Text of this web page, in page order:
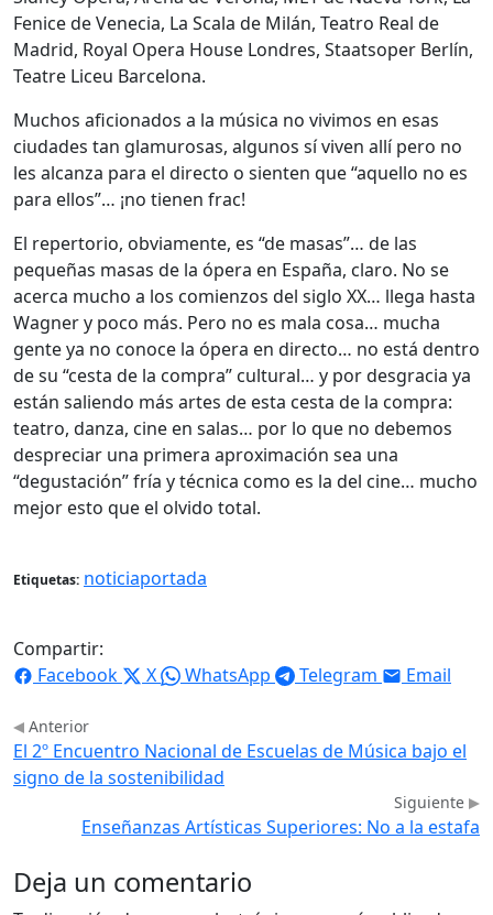
Fenice de Venecia, La Scala de Milán, Teatro Real de
Madrid, Royal Opera House Londres, Staatsoper Berlín,
Teatre Liceu Barcelona.
Muchos aficionados a la música no vivimos en esas
ciudades tan glamurosas, algunos sí viven allí pero no
les alcanza para el directo o sienten que “aquello no es
para ellos”… ¡no tienen frac!
El repertorio, obviamente, es “de masas”… de las
pequeñas masas de la ópera en España, claro. No se
acerca mucho a los comienzos del siglo XX… llega hasta
Wagner y poco más. Pero no es mala cosa… mucha
gente ya no conoce la ópera en directo… no está dentro
de su “cesta de la compra” cultural… y por desgracia ya
están saliendo más artes de esta cesta de la compra:
teatro, danza, cine en salas… por lo que no debemos
despreciar una primera aproximación sea una
“degustación” fría y técnica como es la del cine… mucho
mejor esto que el olvido total.
Etiquetas: noticiaportada
Compartir:
Facebook
X WhatsApp Telegram Email
Anterior
El 2º Encuentro Nacional de Escuelas de Música bajo el
signo de la sostenibilidad
Siguiente
Enseñanzas Artísticas Superiores: No a la estafa
Deja un comentario